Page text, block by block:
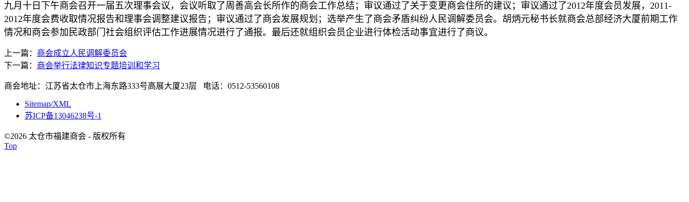
九月十日下午商会召开一届五次理事会议，会议听取了周善高会长所作的商会工作总结；审议通过了关于变更商会住所的建议；审议通过了2012年度会员发展，2011-
2012年度会费收取情况报告和理事会调整建议报告；审议通过了商会发展规划；选举产生了商会矛盾纠纷人民调解委员会。胡炳元秘书长就商会总部经济大厦前期工作
情况和商会参加民政部门社会组织评估工作进展情况进行了通报。最后还就组织会员企业进行体检活动事宜进行了商议。
上一篇： 商会成立人民调解委员会
下一篇： 商会举行法律知识专题培训和学习
商会地址：江苏省太仓市上海东路333号高展大厦23层 电话：0512-53560108
Sitemap/XML
苏ICP备13046238号-1
©2026 太仓市福建商会 - 版权所有
Top